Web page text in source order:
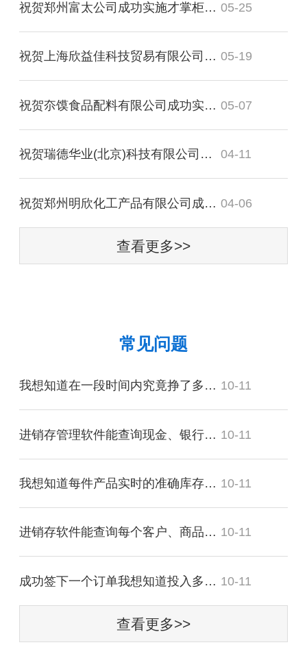
祝贺郑州富太公司成功实施才掌柜仓库管理软件！ 05-25
祝贺上海欣益佳科技贸易有限公司成功实施才掌柜仓库管理软件！ 05-19
祝贺夵馍食品配料有限公司成功实施才掌柜进销存管理软件！ 05-07
祝贺瑞德华业(北京)科技有限公司成功实施才掌柜库存管理软件！ 04-11
祝贺郑州明欣化工产品有限公司成功实施才掌柜进销存管理软件！ 04-06
查看更多>>
常见问题
我想知道在一段时间内究竟挣了多少？ 10-11
进销存管理软件能查询现金、银行存款的流动明细吗？ 10-11
我想知道每件产品实时的准确库存，可以吗？ 10-11
进销存软件能查询每个客户、商品带来多少毛利吗？ 10-11
成功签下一个订单我想知道投入多少费用？ 10-11
查看更多>>